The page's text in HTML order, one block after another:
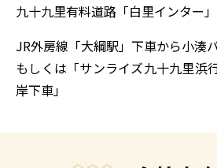
九十九里有料道路「白里インター
JR外房線「大綱駅」下車から小湊
もしくは「サンライズ九十九里浜
岸下車」